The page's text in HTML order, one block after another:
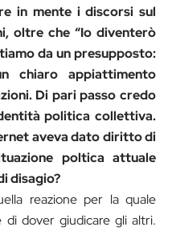
in mente i discorsi sul
oltre che “Io diventerò
da un presupposto:
chiaro appiattimento
Di pari passo credo
politica collettiva.
aveva dato diritto di
poltica attuale
disagio?
reazione per la quale
dover giudicare gli altri.